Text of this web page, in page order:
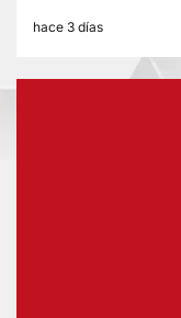
hace 3 días